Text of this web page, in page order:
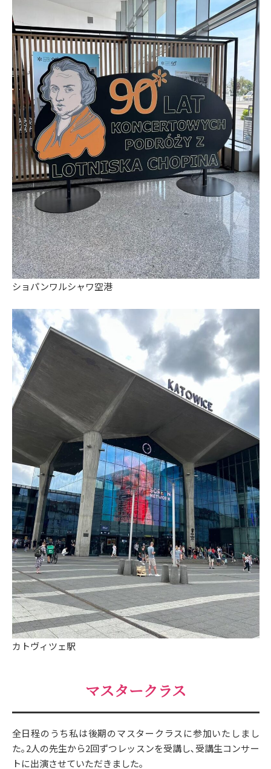
ショパンワルシャワ空港
カトヴィツェ駅
マスタークラス
全日程のうち私は後期のマスタークラスに参加いたしまし
た｡2人の先生から2回ずつレッスンを受講し､受講生コンサー
トに出演させていただきました｡